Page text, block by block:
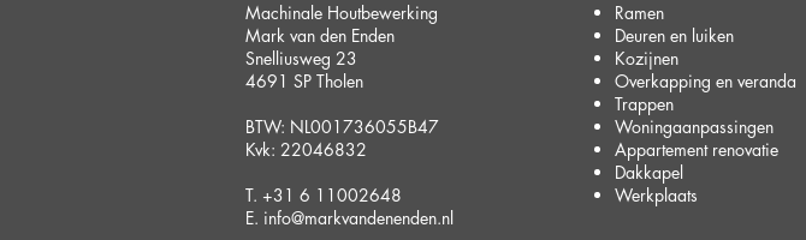
Machinale Houtbewerking
Mark van den Enden
Snelliusweg 23
4691 SP Tholen
BTW: NL001736055B47
Kvk: 22046832
T. +31 6 11002648
E. info@markvandenenden.nl
Ramen
Deuren en luiken
Kozijnen
Overkapping en veranda
Trappen
Woningaanpassingen
Appartement renovatie
Dakkapel
Werkplaats